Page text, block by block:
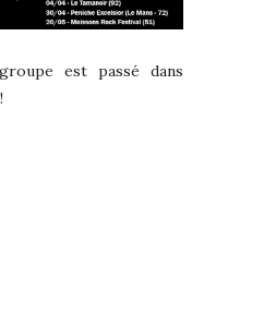
est passé dans